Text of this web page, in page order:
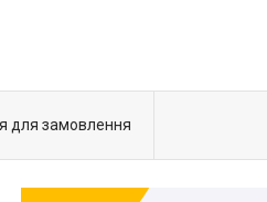
для замовлення